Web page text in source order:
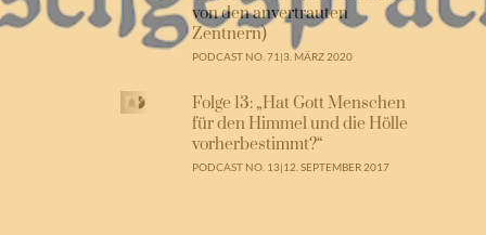
von den anvertrauten
Zentnern)
PODCAST NO. 71 |3. MÄRZ 2020
Folge 13: „Hat Gott Menschen
für den Himmel und die Hölle
vorherbestimmt?“
PODCAST NO. 13|12. SEPTEMBER 2017